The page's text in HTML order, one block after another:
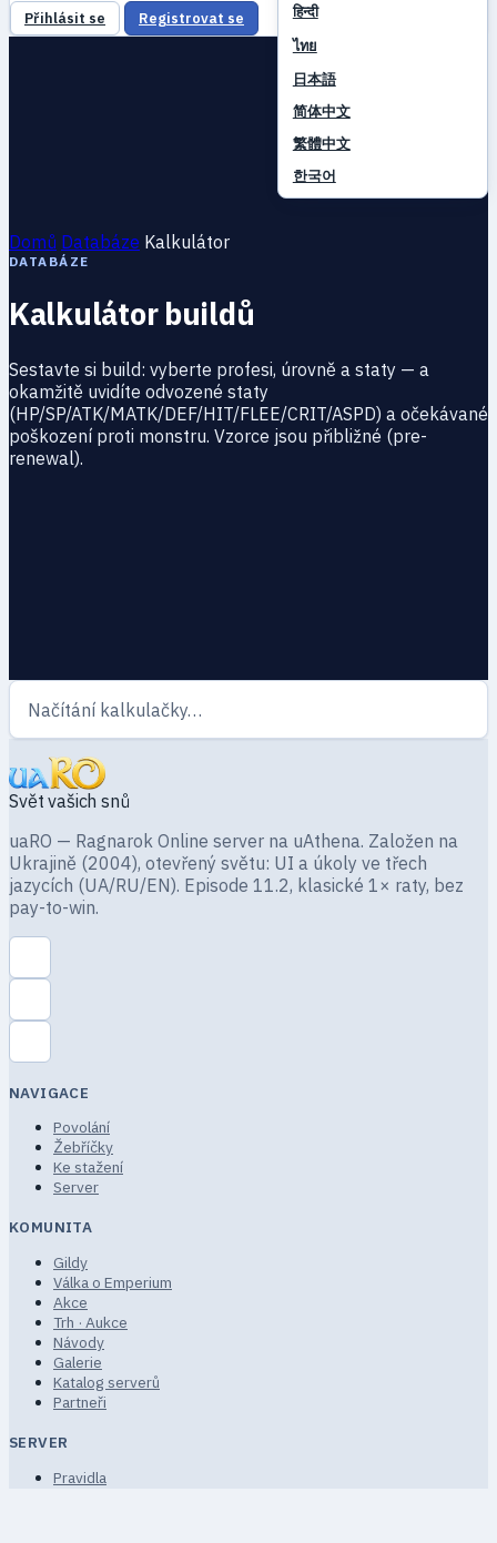
हिन्दी
ไทย
日本語
简体中文
繁體中文
한국어
Přihlásit se Registrovat se
Domů Databáze Kalkulátor
DATABÁZE
Kalkulátor buildů
Sestavte si build: vyberte profesi, úrovně a staty — a
okamžitě uvidíte odvozené staty
(HP/SP/ATK/MATK/DEF/HIT/FLEE/CRIT/ASPD) a očekávané
poškození proti monstru. Vzorce jsou přibližné (pre-
renewal).
Načítání kalkulačky…
Svět vašich snů
uaRO — Ragnarok Online server na uAthena. Založen na
Ukrajině (2004), otevřený světu: UI a úkoly ve třech
jazycích (UA/RU/EN). Episode 11.2, klasické 1× raty, bez
pay-to-win.
NAVIGACE
Povolání
Žebříčky
Ke stažení
Server
KOMUNITA
Gildy
Válka o Emperium
Akce
Trh · Aukce
Návody
Galerie
Katalog serverů
Partneři
SERVER
Pravidla